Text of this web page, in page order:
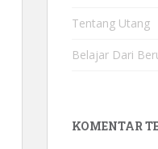
Tentang Utang
Belajar Dari
KOMENTAR